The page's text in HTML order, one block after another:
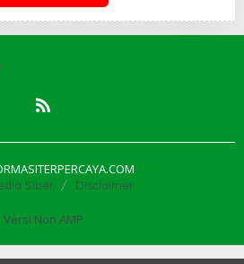
Siber Disclaimer
Versi Non AMP